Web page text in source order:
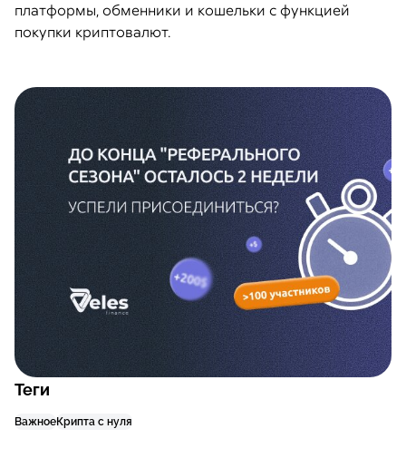
платформы, обменники и кошельки с функцией
покупки криптовалют.
Теги
ВажноеКрипта с нуля